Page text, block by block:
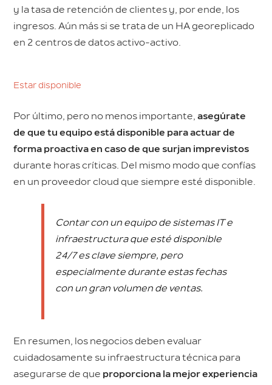
y la tasa de retención de clientes y, por ende, los
ingresos. Aún más si se trata de un HA georeplicado
en 2 centros de datos activo-activo.
Estar disponible
Por último, pero no menos importante,asegúrate
de que tu equipo está disponible para actuar de
forma proactiva en caso de que surjan imprevistos
durante horas críticas. Del mismo modo que confías
en un proveedor cloud que siempre esté disponible.
Contar con un equipo de sistemas IT e
infraestructura que esté disponible
24/7 es clave siempre, pero
especialmente durante estas fechas
con un gran volumen de ventas.
En resumen, los negocios deben evaluar
cuidadosamente su infraestructura técnica para
asegurarse de que proporciona la mejor experiencia